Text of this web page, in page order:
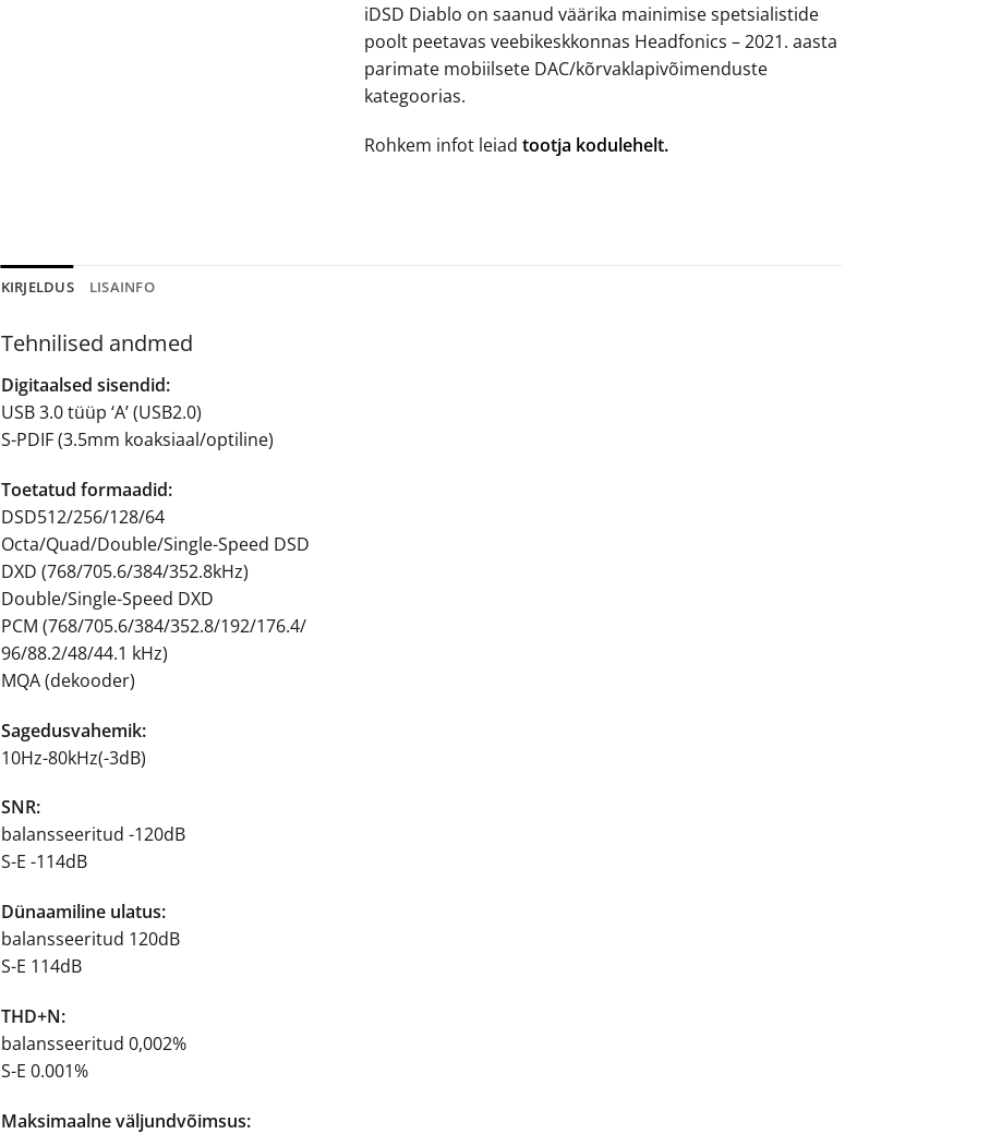
iDSD Diablo on saanud väärika mainimise spetsialistide
poolt peetavas veebikeskkonnas Headfonics – 2021. aasta
parimate mobiilsete DAC/kõrvaklapivõimenduste
kategoorias.
Rohkem infot leiadtootja kodulehelt.
KIRJELDUS LISAINFO
Tehnilised andmed
Digitaalsed sisendid:
USB 3.0 tüüp ‘A’ (USB2.0)
S-PDIF (3.5mm koaksiaal/optiline)
Toetatud formaadid:
DSD512/256/128/64
Octa/Quad/Double/Single-Speed DSD
DXD (768/705.6/384/352.8kHz)
Double/Single-Speed DXD
PCM (768/705.6/384/352.8/192/176.4/
96/88.2/48/44.1 kHz)
MQA (dekooder)
Sagedusvahemik:
10Hz-80kHz(-3dB)
SNR:
balansseeritud -120dB
S-E -114dB
Dünaamiline ulatus:
balansseeritud 120dB
S-E 114dB
THD+N:
balansseeritud 0,002%
S-E 0.001%
Maksimaalne väljundvõimsus: